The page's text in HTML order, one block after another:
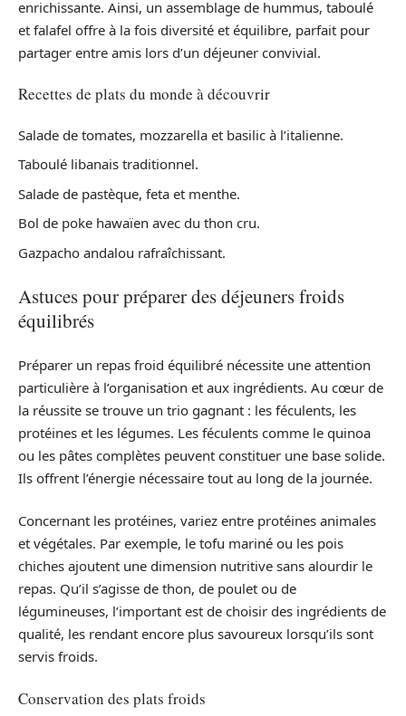
enrichissante. Ainsi, un assemblage de hummus, taboulé
et falafel offre à la fois diversité et équilibre, parfait pour
partager entre amis lors d’un déjeuner convivial.
Recettes de plats du monde à découvrir
Salade de tomates, mozzarella et basilic à l’italienne.
Taboulé libanais traditionnel.
Salade de pastèque, feta et menthe.
Bol de poke hawaïen avec du thon cru.
Gazpacho andalou rafraîchissant.
Astuces pour préparer des déjeuners froids
équilibrés
Préparer un repas froid équilibré nécessite une attention
particulière à l’organisation et aux ingrédients. Au cœur de
la réussite se trouve un trio gagnant : les féculents, les
protéines et les légumes. Les féculents comme le quinoa
ou les pâtes complètes peuvent constituer une base solide.
Ils offrent l’énergie nécessaire tout au long de la journée.
Concernant les protéines, variez entre protéines animales
et végétales. Par exemple, le tofu mariné ou les pois
chiches ajoutent une dimension nutritive sans alourdir le
repas. Qu’il s’agisse de thon, de poulet ou de
légumineuses, l’important est de choisir des ingrédients de
qualité, les rendant encore plus savoureux lorsqu’ils sont
servis froids.
Conservation des plats froids